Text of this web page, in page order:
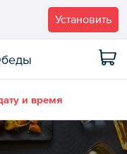
Установить
и время